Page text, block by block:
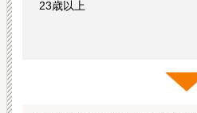
23歳以上